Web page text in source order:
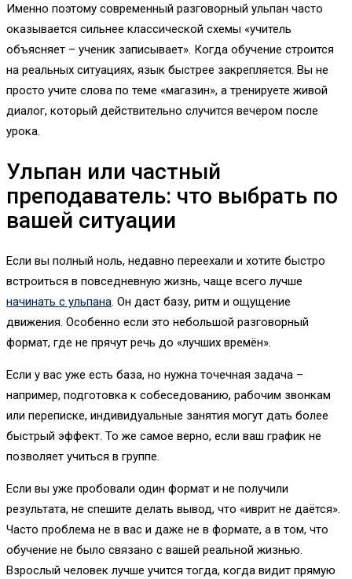
Именно поэтому современный разговорный ульпан часто
оказывается сильнее классической схемы «учитель
объясняет – ученик записывает». Когда обучение строится
на реальных ситуациях, язык быстрее закрепляется. Вы не
просто учите слова по теме «магазин», а тренируете живой
диалог, который действительно случится вечером после
урока.
Ульпан или частный
преподаватель: что выбрать по
вашей ситуации
Если вы полный ноль, недавно переехали и хотите быстро
встроиться в повседневную жизнь, чаще всего лучше
начинать с ульпана. Он даст базу, ритм и ощущение
движения. Особенно если это небольшой разговорный
формат, где не прячут речь до «лучших времён».
Если у вас уже есть база, но нужна точечная задача –
например, подготовка к собеседованию, рабочим звонкам
или переписке, индивидуальные занятия могут дать более
быстрый эффект. То же самое верно, если ваш график не
позволяет учиться в группе.
Если вы уже пробовали один формат и не получили
результата, не спешите делать вывод, что «иврит не даётся».
Часто проблема не в вас и даже не в формате, а в том, что
обучение не было связано с вашей реальной жизнью.
Взрослый человек лучше учится тогда, когда видит прямую